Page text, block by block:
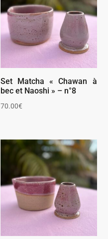
Set Matcha « Chawan à
bec et Naoshi » – n°8
70.00€